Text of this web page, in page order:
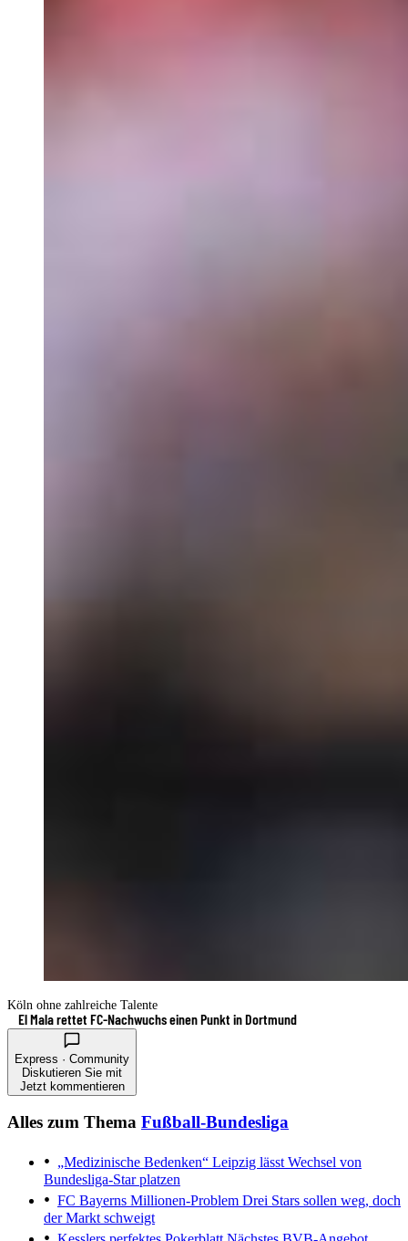
Köln ohne zahlreiche Talente
El Mala rettet FC-Nachwuchs einen Punkt in Dortmund
Express · Community
Diskutieren Sie mit
Jetzt kommentieren
Alles zum Thema Fußball-Bundesliga
„Medizinische Bedenken“ Leipzig lässt Wechsel von
Bundesliga-Star platzen
FC Bayerns Millionen-Problem Drei Stars sollen weg, doch
der Markt schweigt